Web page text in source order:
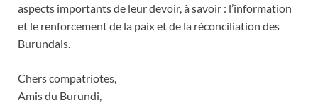
aspects importants de leur devoir, à savoir : l’information
et le renforcement de la paix et de la réconciliation des
Burundais.
Chers compatriotes,
Amis du Burundi,